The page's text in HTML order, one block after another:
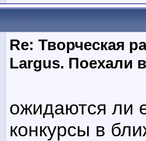
Re: Творческая
Largus. Поехали
ожидаются ли
конкурсы в